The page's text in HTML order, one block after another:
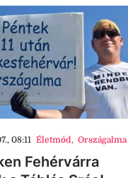
08:11 Életmód, Országalma
Fehérvárra